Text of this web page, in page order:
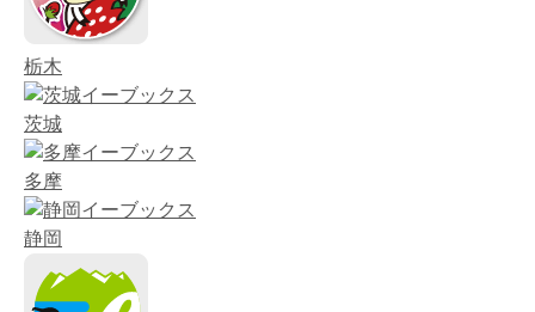
栃木
茨城
多摩
静岡